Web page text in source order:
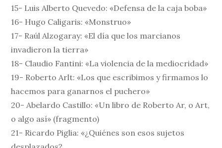
15- Luis Alberto Quevedo: «Defensa de la caja boba»
16- Hugo Caligaris: «Monstruo»
17- Raúl Alzogaray: «El día que los marcianos
invadieron la tierra»
18- Claudio Fantini: «La violencia de la mediocridad»
19- Roberto Arlt: «Los que escribimos y firmamos lo
hacemos para ganarnos el puchero»
20- Abelardo Castillo: «Un libro de Roberto Ar, o Art,
o algo así» (fragmento)
21- Ricardo Piglia: «¿Quiénes son esos sujetos